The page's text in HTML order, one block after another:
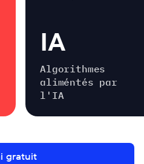
IA
Algorithmes
aliméntés par
l'IA
gratuit